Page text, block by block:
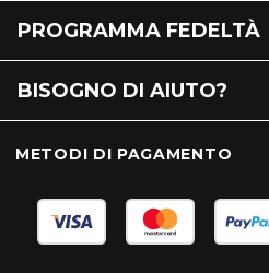
PROGRAMMA FEDELTÀ
BISOGNO DI AIUTO?
METODI DI PAGAMENTO